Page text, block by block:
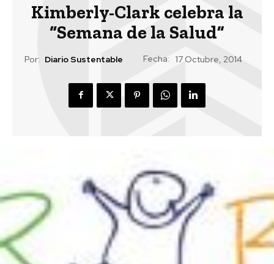
Kimberly-Clark celebra la
“Semana de la Salud”
Por: Diario Sustentable Fecha: 17 Octubre, 2014